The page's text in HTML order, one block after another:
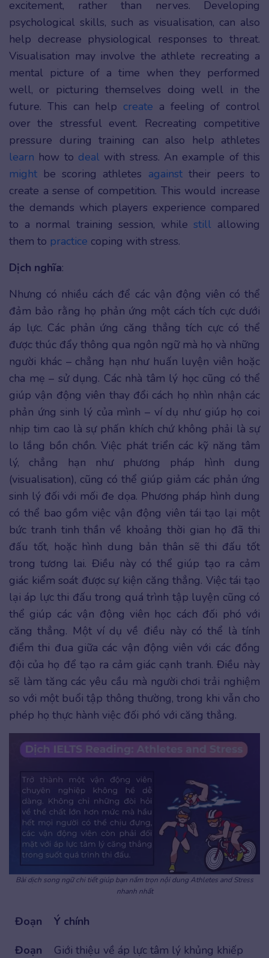
excitement, rather than nerves. Developing
psychological skills, such as visualisation, can also
help decrease physiological responses to threat.
Visualisation may involve the athlete recreating a
mental picture of a time when they performed
well, or picturing themselves doing well in the
future. This can help create a feeling of control
over the stressful event. Recreating competitive
pressure during training can also help athletes
learn how to deal with stress. An example of this
might be scoring athletes againsttheir peers to
create a sense of competition. This would increase
the demands which players experience compared
to a normal training session, whilestill allowing
them to practice coping with stress.
Dịch nghĩa:
Nhưng có nhiều cách để các vận động viên có thể
đảm bảo rằng họ phản ứng một cách tích cực dưới
áp lực. Các phản ứng căng thẳng tích cực có thể
được thúc đẩy thông qua ngôn ngữ mà họ và những
người khác – chẳng hạn như huấn luyện viên hoặc
cha mẹ – sử dụng. Các nhà tâm lý học cũng có thể
giúp vận động viên thay đổi cách họ nhìn nhận các
phản ứng sinh lý của mình – ví dụ như giúp họ coi
nhịp tim cao là sự phấn khích chứ không phải là sự
lo lắng bồn chồn. Việc phát triển các kỹ năng tâm
lý, chẳng hạn như phương pháp hình dung
(visualisation), cũng có thể giúp giảm các phản ứng
sinh lý đối với mối đe dọa. Phương pháp hình dung
có thể bao gồm việc vận động viên tái tạo lại một
bức tranh tinh thần về khoảng thời gian họ đã thi
đấu tốt, hoặc hình dung bản thân sẽ thi đấu tốt
trong tương lai. Điều này có thể giúp tạo ra cảm
giác kiểm soát được sự kiện căng thẳng. Việc tái tạo
lại áp lực thi đấu trong quá trình tập luyện cũng có
thể giúp các vận động viên học cách đối phó với
căng thẳng. Một ví dụ về điều này có thể là tính
điểm thi đua giữa các vận động viên với các đồng
đội của họ để tạo ra cảm giác cạnh tranh. Điều này
sẽ làm tăng các yêu cầu mà người chơi trải nghiệm
so với một buổi tập thông thường, trong khi vẫn cho
phép họ thực hành việc đối phó với căng thẳng.
Bài dịch song ngữ chi tiết giúp bạn nắm trọn nội dung Athletes and Stress
nhanh nhất
Đoạn
Ý chính
Đoạn
Giới thiệu về áp lực tâm lý khủng khiếp